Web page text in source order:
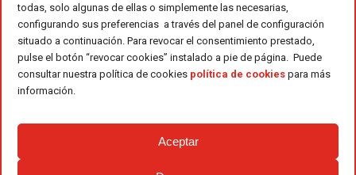
todas, solo algunas de ellas o simplemente las necesarias,
configurando sus preferencias a través del panel de configuración
situado a continuación. Para revocar el consentimiento prestado,
pulse el botón “revocar cookies” instalado a pie de página. Puede
consultar nuestra política de cookies política de cookies para más
información.
Aceptar